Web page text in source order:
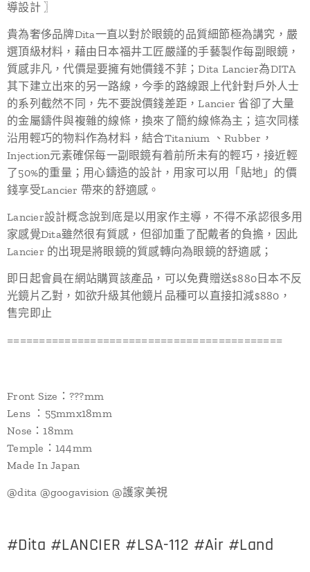
導設計 〗
貴為奢侈品牌Dita一直以對於眼鏡的品質細節極為講究，嚴
選頂級材料，藉由日本福井工匠嚴謹的手藝製作每副眼鏡，
質感非凡，代價是要擁有她價錢不菲；Dita Lancier為DITA
其下建立出來的另一路線，今季的路線跟上代針對戶外人士
的系列截然不同，先不要說價錢差距，Lancier 省卻了大量
的金屬鑄件與複雜的線條，換來了簡約線條為主；這次同樣
沿用輕巧的物料作為材料，結合Titanium 、Rubber，
Injection元素確保每一副眼鏡有着前所未有的輕巧，接近輕
了50%的重量；用心鑄造的設計，用家可以用「貼地」的價
錢享受Lancier 帶來的舒適感。
Lancier設計概念說到底是以用家作主導，不得不承認很多用
家感覺Dita雖然很有質感，但卻加重了配戴者的負擔，因此
Lancier 的出現是將眼鏡的質感轉向為眼鏡的舒適感；
即日起會員在網站購買該產品，可以免費贈送$880日本不反
光鏡片乙對，如欲升級其他鏡片品種可以直接扣減$880，
售完即止
===========================================
Front Size：???mm
Lens ：55mmx18mm
Nose：18mm
Temple：144mm
Made In Japan
@dita @googavision @護家美視
#Dita #LANCIER #LSA-112 #Air #Land